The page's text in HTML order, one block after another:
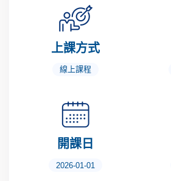
上課方式
線上課程
開課日
2026-01-01